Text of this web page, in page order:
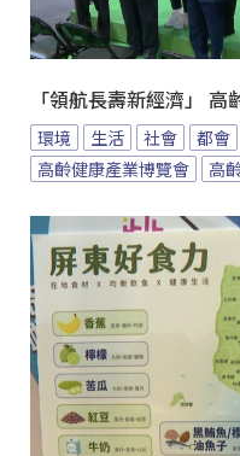
「領航長壽新經濟」
環境 生活 社會 都會
高齡健康產業博覽會
高